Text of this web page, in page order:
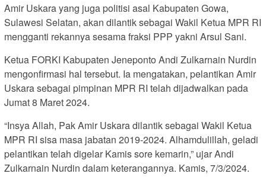
Amir Uskara yang juga politisi asal Kabupaten Gowa,
Sulawesi Selatan, akan dilantik sebagai Wakil Ketua MPR RI
mengganti rekannya sesama fraksi PPP yakni Arsul Sani.
Ketua FORKI Kabupaten Jeneponto Andi Zulkarnain Nurdin
mengonfirmasi hal tersebut. Ia mengatakan, pelantikan Amir
Uskara sebagai pimpinan MPR RI telah dijadwalkan pada
Jumat 8 Maret 2024.
“Insya Allah, Pak Amir Uskara dilantik sebagai Wakil Ketua
MPR RI sisa masa jabatan 2019-2024. Alhamdulillah, geladi
pelantikan telah digelar Kamis sore kemarin,” ujar Andi
Zulkarnain Nurdin dalam keterangannya. Kamis, 7/3/2024.